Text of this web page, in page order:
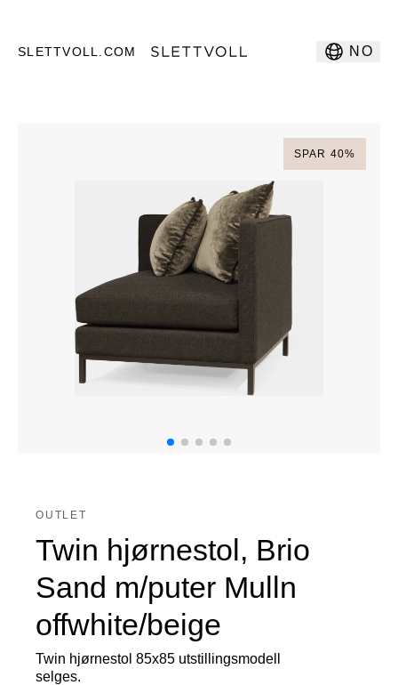
SLETTVOLL.COM NO
SPAR 40%
OUTLET
Twin hjørnestol, Brio
Sand m/puter Mulln
offwhite/beige
Twin hjørnestol 85x85 utstillingsmodell
selges.